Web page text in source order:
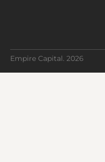
Empire Capital. 2026